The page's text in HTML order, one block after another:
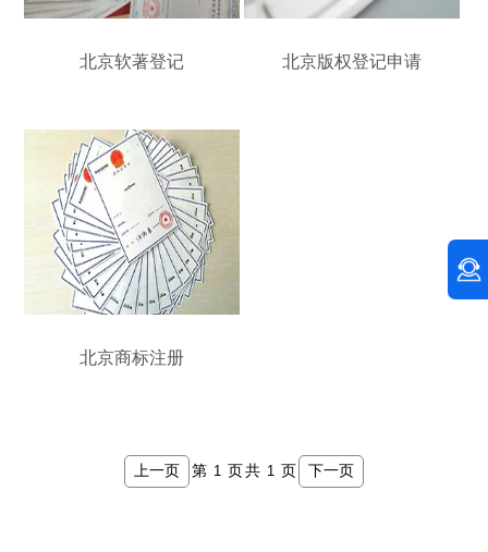
北京软著登记 北京版权登记申请
北京商标注册
上一页 第 页 共 页 下一页